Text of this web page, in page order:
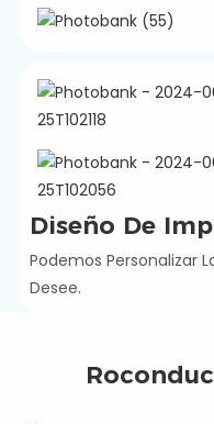
Diseño De
Podemos Personalizar
Desee.